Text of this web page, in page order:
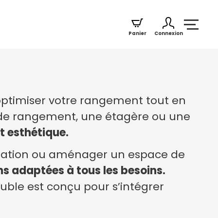
Connexion
Panier
votre rangement tout en
rangement, une étagère ou une
esthétique.
ou aménager un espace de
adaptées à tous les besoins.
est conçu pour s’intégrer